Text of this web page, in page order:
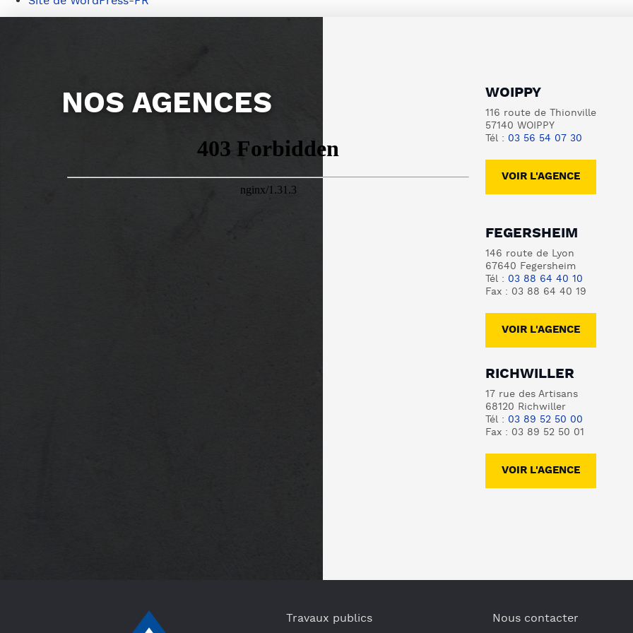
NOS AGENCES WOIPPY
116 route de Thionville
57140 WOIPPY
Tél : 03 56 54 07 30
VOIR L'AGENCE
FEGERSHEIM
146 route de Lyon
67640 Fegersheim
Tél : 03 88 64 40 10
Fax : 03 88 64 40 19
VOIR L'AGENCE
RICHWILLER
17 rue des Artisans
68120 Richwiller
Tél : 03 89 52 50 00
Fax : 03 89 52 50 01
VOIR L'AGENCE
Travaux publics
Nous contacter